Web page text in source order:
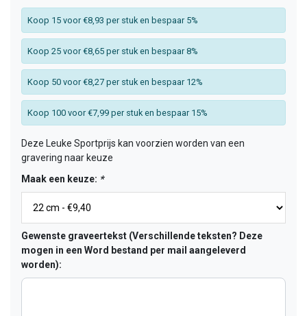
Koop 15 voor €8,93 per stuk en bespaar 5%
Koop 25 voor €8,65 per stuk en bespaar 8%
Koop 50 voor €8,27 per stuk en bespaar 12%
Koop 100 voor €7,99 per stuk en bespaar 15%
Deze Leuke Sportprijs kan voorzien worden van een
gravering naar keuze
Maak een keuze: *
Gewenste graveertekst (Verschillende teksten? Deze
mogen in een Word bestand per mail aangeleverd
worden):